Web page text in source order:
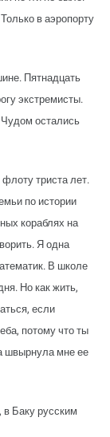
в аэропорту
Пятнадцать
экстремисты.
Чудом остались
триста лет.
по истории
кораблях на
Я одна
В школе
Но как жить,
если
потому что ты
швырнула мне ее
Баку русским